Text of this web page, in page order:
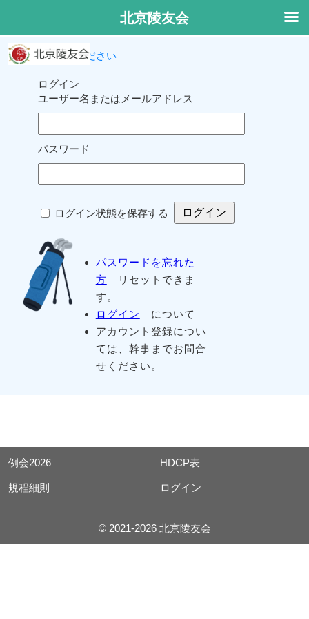
ログインしてください
ログイン
ユーザー名またはメールアドレス
パスワード
ログイン状態を保存する
パスワードを忘れた
方 リセットできま
す。
ログイン
について
アカウント登録につい
ては、幹事までお問合
せください。
例会2026 HDCP表
規程細則 ログイン
© 2021-2026 北京陵友会
北京陵友会